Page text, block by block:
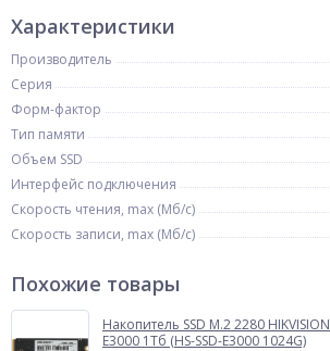
Характеристики
Производитель
Серия
Форм-фактор
Тип памяти
Объем SSD
Интерфейс подключения
Скорость чтения, max (Мб/с)
Скорость записи, max (Мб/с)
Похожие товары
Накопитель SSD M.2 2280 HIKVISION
E3000 1Тб (HS-SSD-E3000 1024G)